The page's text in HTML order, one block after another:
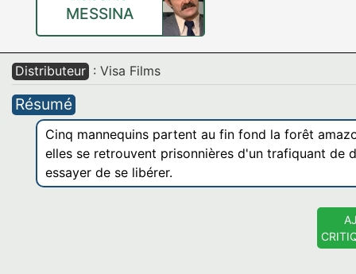
MESSINA
Distributeur : Visa Films
Résumé
Cinq mannequins partent au fin fond la forêt
elles se retrouvent prisonnières d'un trafiquant de
essayer de se libérer.